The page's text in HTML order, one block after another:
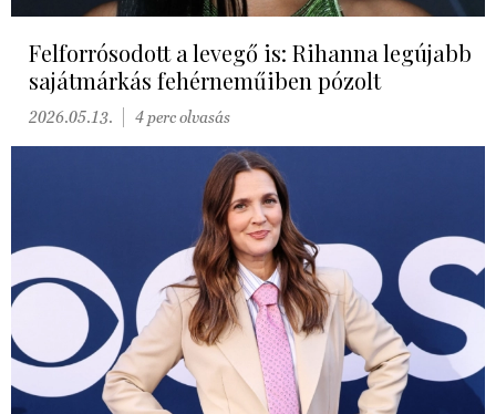
Felforrósodott a levegő is: Rihanna legújabb
sajátmárkás fehérneműiben pózolt
2026.05.13. 4 perc olvasás